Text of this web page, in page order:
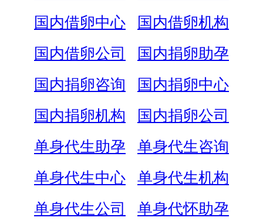
国内借卵中心
国内借卵机构
国内借卵公司
国内捐卵助孕
国内捐卵咨询
国内捐卵中心
国内捐卵机构
国内捐卵公司
单身代生助孕
单身代生咨询
单身代生中心
单身代生机构
单身代生公司
单身代怀助孕